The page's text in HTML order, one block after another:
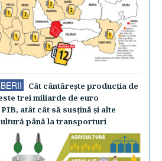
Cât cântăreşte producţia de
trei miliarde de euro
atât cât să susţină şi alte
până la transporturi